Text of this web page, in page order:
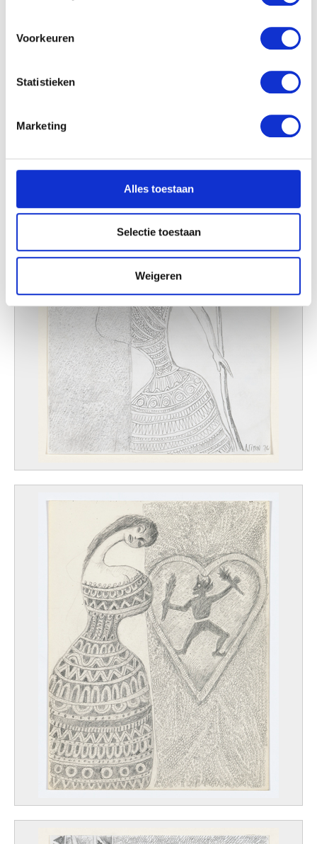
locatie, die tot een paar meter nauwkeurig kan zijn
scannen op specifieke eigenschappen (fingerprinting)
detailgedeeltein.
U kunt uw toestemming op elk moment wijzigen of
We gebruiken cookies om content en advertenties te
personaliseren, om functies voor social media te bieden
en om ons websiteverkeer te analyseren. Ook delen we
informatie over uw gebruik van onze site met onze
partners voor social media, adverteren en analyse. Deze
verzameld op basis van uw gebruik van hun services.
Voorkeuren
Statistieken
Marketing
Alles toestaan
Selectie toestaan
Weigeren